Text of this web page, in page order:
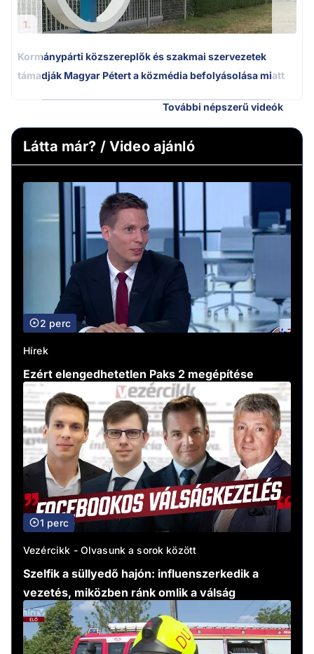
1.
Kormánypárti közszereplők és szakmai szervezetek
támadják Magyar Pétert a közmédia befolyásolása miatt
További népszerű videók
Látta már? / Video ajánló
2 perc
Hírek
Ezért elengedhetetlen Paks 2 megépítése
1 perc
Vezércikk - Olvasunk a sorok között
Szelfik a süllyedő hajón: influenszerkedik a
vezetés, miközben ránk omlik a válság